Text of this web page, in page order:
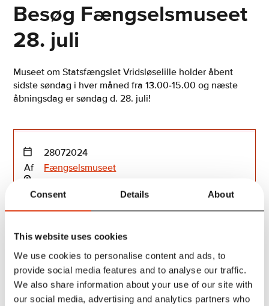
Consent Details About
This website uses cookies
We use cookies to personalise content and ads, to
provide social media features and to analyse our traffic.
We also share information about your use of our site with
our social media, advertising and analytics partners who
Besøg Fængselsmuseet
28. juli
Museet om Statsfængslet Vridsløselille holder åbent
sidste søndag i hver måned fra 13.00-15.00 og næste
åbningsdag er søndag d. 28. juli!
28072024
Af
Fængselsmuseet
Gå på opdagelse i det historiske museum om
Statsfængslet Vridsløselille og se alle de udstillede
klenodier, fotografier, registre og mapper fra den knap